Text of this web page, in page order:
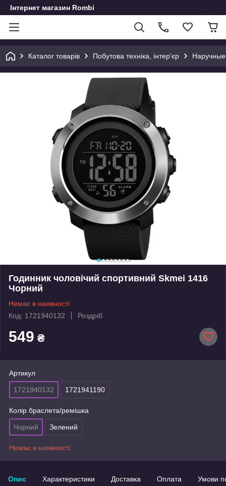
Інтернет магазин Rombi
Каталог товарів Побутова техніка, інтер'єр
Годинник чоловічий спортивний Skmei 1416
Чорний
Немає в наявності
Код: 1721940132
Роздріб
549 ₴
Артикул
1721940132 1721941190
Колір браслета/ремішка
Чорний Зелений
Немає в наявності
Опис Характеристики Доставка Оплата Умови